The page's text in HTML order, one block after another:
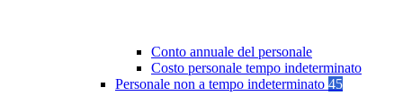
Conto annuale del personale
Costo personale tempo indeterminato
Personale non a tempo indeterminato 45